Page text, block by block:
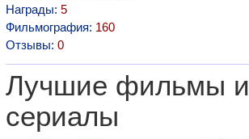
Награды: 5
Фильмография: 160
Отзывы: 0
Лучшие фильмы и
сериалы